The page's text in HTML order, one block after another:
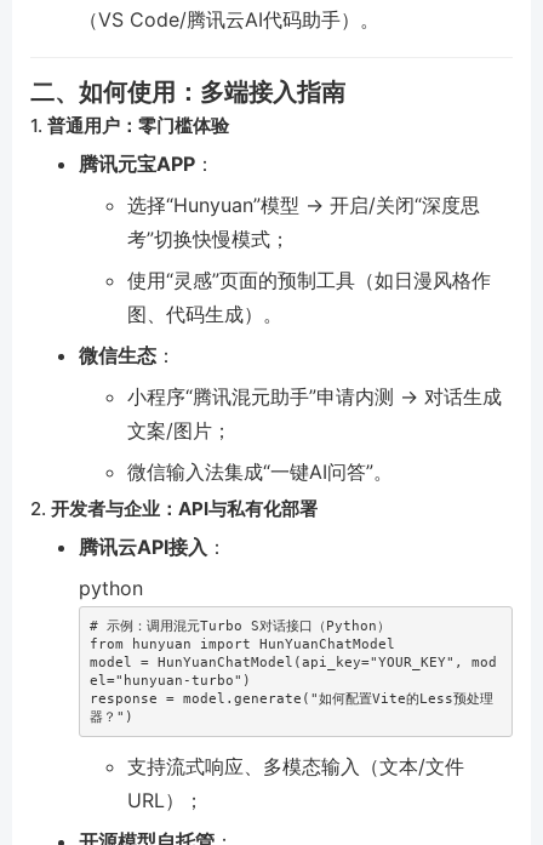
（VS Code/腾讯云AI代码助手）。
二、如何使用：多端接入指南
1. 普通用户：零门槛体验
腾讯元宝APP ：
选择“Hunyuan”模型 → 开启/关闭“深度思
考”切换快慢模式；
使用“灵感”页面的预制工具（如日漫风格作
图、代码生成）。
微信生态 ：
小程序“腾讯混元助手”申请内测 → 对话生成
文案/图片；
微信输入法集成“一键AI问答”。
2. 开发者与企业：API与私有化部署
腾讯云API接入 ：
python
# 示例：调用混元Turbo S对话接口（Python）
from hunyuan import HunYuanChatModel
model = HunYuanChatModel ( api_key="YOUR_KEY" ,
mod
el="hunyuan-turbo" )
response = model . generate ( "如何配置Vite的Less预处理
器？" )
支持流式响应、多模态输入（文本/文件
URL）；